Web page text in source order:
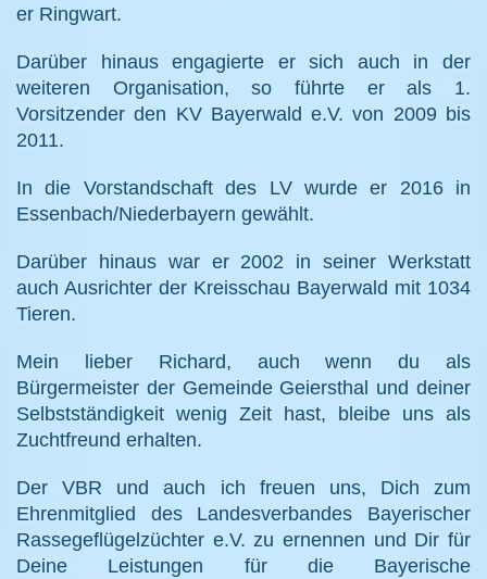
er Ringwart.
Darüber hinaus engagierte er sich auch in der
weiteren Organisation, so führte er als 1.
Vorsitzender den KV Bayerwald e.V. von 2009 bis
2011.
In die Vorstandschaft des LV wurde er 2016 in
Essenbach/Niederbayern gewählt.
Darüber hinaus war er 2002 in seiner Werkstatt
auch Ausrichter der Kreisschau Bayerwald mit 1034
Tieren.
Mein lieber Richard, auch wenn du als
Bürgermeister der Gemeinde Geiersthal und deiner
Selbstständigkeit wenig Zeit hast, bleibe uns als
Zuchtfreund erhalten.
Der VBR und auch ich freuen uns, Dich zum
Ehrenmitglied des Landesverbandes Bayerischer
Rassegeflügelzüchter e.V. zu ernennen und Dir für
Deine Leistungen für die Bayerische